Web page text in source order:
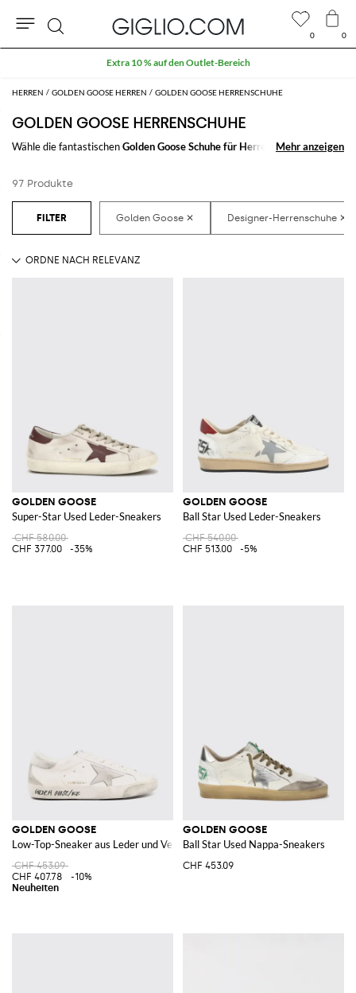
HERREN GOLDEN GOOSE HERREN GOLDEN GOOSE HERRENSCHUHE
GOLDEN GOOSE HERRENSCHUHE
Wähle die fantastischenGolden Goose Schuhe für Herren
um dein Outfit
Spielchen sein dein Stil zu finden.
Entdecke die letzten Kollektionen der Herrenschuhe Golden Gooseauf
Mehr anzeigen
Mehr anzeigen
97 Produkte
GOLDEN GOOSE
Super-Star Used Leder-Sneakers
CHF 580.00
CHF 377.00
-35%
GOLDEN GOOSE
Ball Star Used Leder-Sneakers
CHF 540.00
CHF 513.00
-5%
GOLDEN GOOSE
Low-Top-Sneaker aus Leder und Veloursleder im Used-Look
CHF 453.09
CHF 407.78
-10%
GOLDEN GOOSE
Ball Star Used Nappa-Sneakers
CHF 453.09
0 0
Suche
Extra 10 % auf den Outlet-Bereich